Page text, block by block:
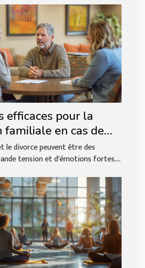
efficaces pour la
familiale en cas de
le divorce peuvent être des
tension et d'émotions fortes....